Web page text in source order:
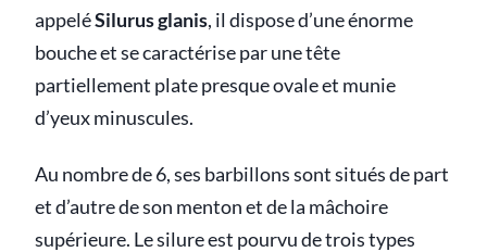
appeléSilurus glanis, il dispose d’une énorme
bouche et se caractérise par une tête
partiellement plate presque ovale et munie
d’yeux minuscules.
Au nombre de 6, ses barbillons sont situés de part
et d’autre de son menton et de la mâchoire
supérieure. Le silure est pourvu de trois types